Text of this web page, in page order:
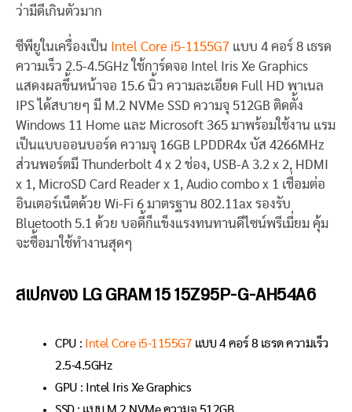
ว่ามีดีเกินตัวมาก
ซีพียูในเครื่องเป็น Intel Core i5-1155G7 แบบ 4 คอร์ 8 เธรด
ความเร็ว 2.5-4.5GHz ใช้การ์ดจอ Intel Iris Xe Graphics
แสดงผลขึ้นหน้าจอ 15.6 นิ้ว ความละเอียด Full HD พาเนล
IPS ได้สบายๆ มี M.2 NVMe SSD ความจุ 512GB ติดตั้ง
Windows 11 Home และ Microsoft 365 มาพร้อมใช้งาน แรม
เป็นแบบออนบอร์ด ความจุ 16GB LPDDR4x บัส 4266MHz
ส่วนพอร์ตมี Thunderbolt 4 x 2 ช่อง, USB-A 3.2 x 2, HDMI
x 1, MicroSD Card Reader x 1, Audio combo x 1 เชื่อมต่อ
อินเตอร์เน็ตด้วย Wi-Fi 6 มาตรฐาน 802.11ax รองรับ
Bluetooth 5.1 ด้วย บอดี้ก็แข็งแรงทนทานดีไซน์พรีเมี่ยม คุ้ม
จะซื้อมาใช้ทำงานสุดๆ
สเปคของ LG GRAM 15 15Z95P-G-AH54A6
CPU : Intel Core i5-1155G7 แบบ 4 คอร์ 8 เธรด ความเร็ว
2.5-4.5GHz
GPU : Intel Iris Xe Graphics